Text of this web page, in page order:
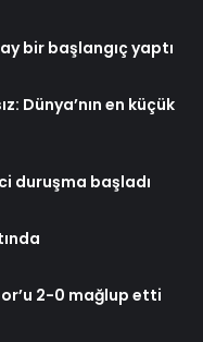
bir başlangıç yaptı
Dünya’nın en küçük
duruşma başladı
2-0 mağlup etti